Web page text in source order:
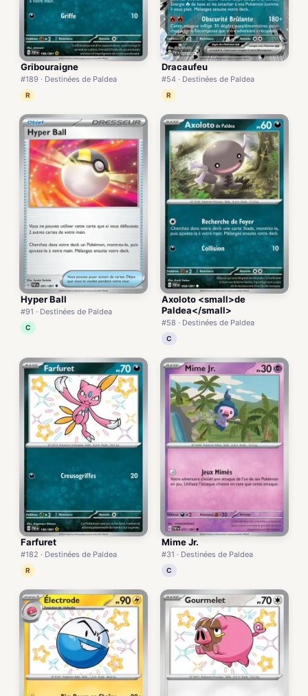
Gribouraigne
#189 · Destinées de Paldea
R
Dracaufeu
#54 · Destinées de Paldea
R
Hyper Ball
#91 · Destinées de Paldea
C
Axoloto <small>de
Paldea</small>
#58 · Destinées de Paldea
C
Farfuret
#182 · Destinées de Paldea
R
Mime Jr.
#31 · Destinées de Paldea
C